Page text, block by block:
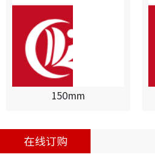
150mm
在线订购